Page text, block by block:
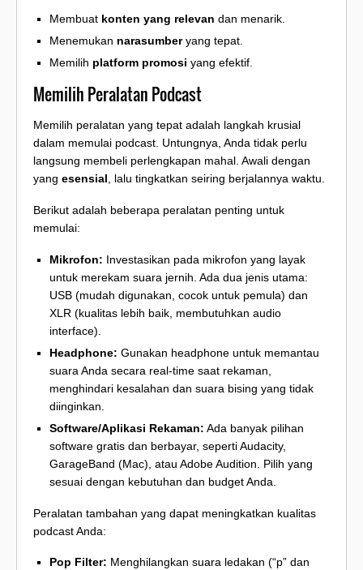
Membuat konten yang relevan dan menarik.
Menemukan narasumberyang tepat.
Memilih platform promosi yang efektif.
Memilih Peralatan Podcast
Memilih peralatan yang tepat adalah langkah krusial
dalam memulai podcast. Untungnya, Anda tidak perlu
langsung membeli perlengkapan mahal. Awali dengan
yang esensial , lalu tingkatkan seiring berjalannya waktu.
Berikut adalah beberapa peralatan penting untuk
memulai:
Mikrofon: Investasikan pada mikrofon yang layak
untuk merekam suara jernih. Ada dua jenis utama:
USB (mudah digunakan, cocok untuk pemula) dan
XLR (kualitas lebih baik, membutuhkan audio
interface).
Headphone: Gunakan headphone untuk memantau
suara Anda secara real-time saat rekaman,
menghindari kesalahan dan suara bising yang tidak
diinginkan.
Software/Aplikasi Rekaman: Ada banyak pilihan
software gratis dan berbayar, seperti Audacity,
GarageBand (Mac), atau Adobe Audition. Pilih yang
sesuai dengan kebutuhan dan budget Anda.
Peralatan tambahan yang dapat meningkatkan kualitas
podcast Anda:
Pop Filter: Menghilangkan suara ledakan (“p” dan